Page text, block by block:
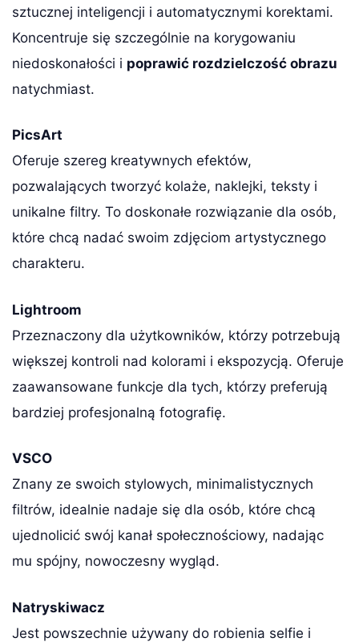
sztucznej inteligencji i automatycznymi korektami.
Koncentruje się szczególnie na korygowaniu
niedoskonałości i poprawić rozdzielczość obrazu
natychmiast.
PicsArt
Oferuje szereg kreatywnych efektów,
pozwalających tworzyć kolaże, naklejki, teksty i
unikalne filtry. To doskonałe rozwiązanie dla osób,
które chcą nadać swoim zdjęciom artystycznego
charakteru.
Lightroom
Przeznaczony dla użytkowników, którzy potrzebują
większej kontroli nad kolorami i ekspozycją. Oferuje
zaawansowane funkcje dla tych, którzy preferują
bardziej profesjonalną fotografię.
VSCO
Znany ze swoich stylowych, minimalistycznych
filtrów, idealnie nadaje się dla osób, które chcą
ujednolicić swój kanał społecznościowy, nadając
mu spójny, nowoczesny wygląd.
Natryskiwacz
Jest powszechnie używany do robienia selfie i